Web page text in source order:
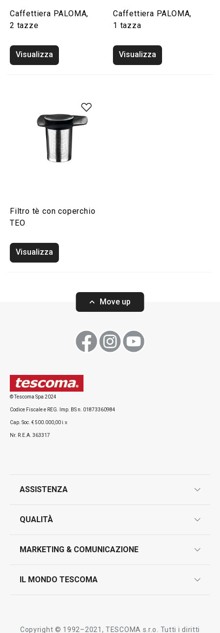
Caffettiera PALOMA,
2 tazze
Visualizza
Caffettiera PALOMA,
1 tazza
Visualizza
Filtro tè con coperchio
TEO
Visualizza
Move up
© Tescoma Spa 2024
Codice Fiscale e REG. Imp. BS n. 01873360984
Cap. Soc. € 500.000,00 i.v.
Nr. R.E.A. 363317
ASSISTENZA
contatti
QUALITÀ
test sui prodotti
MARKETING & COMUNICAZIONE
IL MONDO TESCOMA
Copyright © 1992–2021, TESCOMA s.r.o. Tutti i diritti